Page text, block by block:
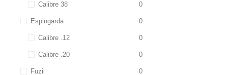
Calibre 38 0
Espingarda 0
Calibre .12 0
Calibre .20 0
Fuzil 0